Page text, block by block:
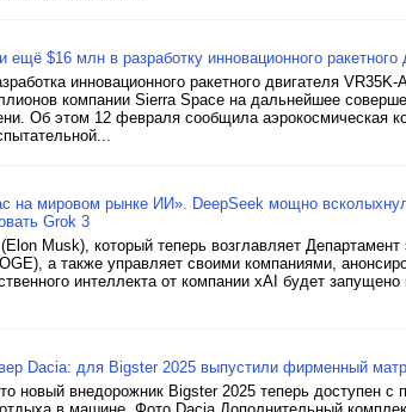
$16 млн в разработку инновационного ракетного
инновационного ракетного двигателя
компании Sierra Space на дальнейшее
Об этом 12 февраля сообщила аэрокосмическая
на мировом рынке ИИ». DeepSeek мощно
Grok 3
Musk), который теперь возглавляет
а также управляет своими компаниями,
интеллекта от компании xAI будет
Dacia: для Bigster 2025 выпустили фирменный
новый внедорожник Bigster 2025 теперь доступен с